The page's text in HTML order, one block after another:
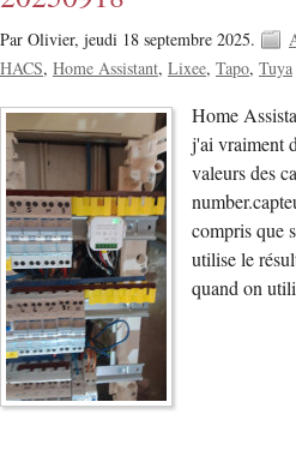
Par Olivier, jeudi 18 septembre 2025.
HACS Home Assistant Lixee Tapo Tuya
Home
j'ai vraiment
valeurs des
compris que
utilise le
quand on